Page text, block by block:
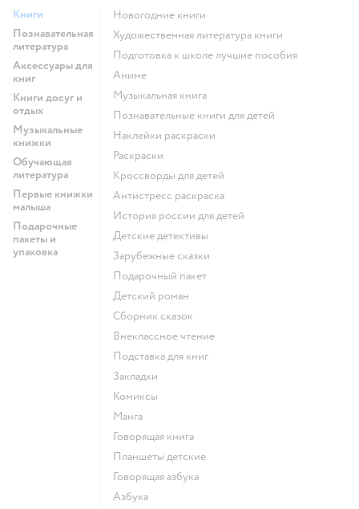
Книги
Познавательная
литература
Аксессуары для
книг
Книги досуг и
отдых
Музыкальные
книжки
Обучающая
литература
Первые книжки
малыша
Подарочные
пакеты и
упаковка
новогодние книги
художественная литература книги
подготовка к школе лучшие пособия
Аниме
музыкальная книга
познавательные книги для детей
наклейки раскраски
раскраски
кроссворды для детей
антистресс раскраска
история россии для детей
детские детективы
зарубежные сказки
подарочный пакет
детский роман
сборник сказок
внеклассное чтение
подставка для книг
закладки
комиксы
манга
говорящая книга
Планшеты детские
говорящая азбука
азбука